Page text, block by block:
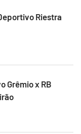
Riestra
Grêmio x RB